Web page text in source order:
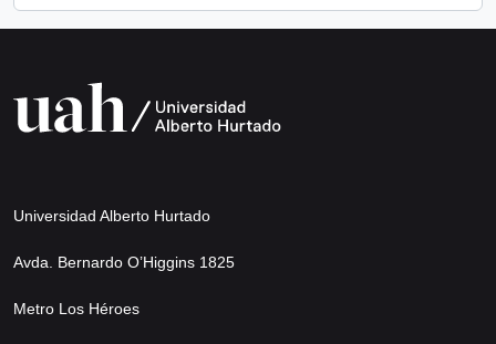
Universidad Alberto Hurtado
Avda. Bernardo O’Higgins 1825
Metro Los Héroes